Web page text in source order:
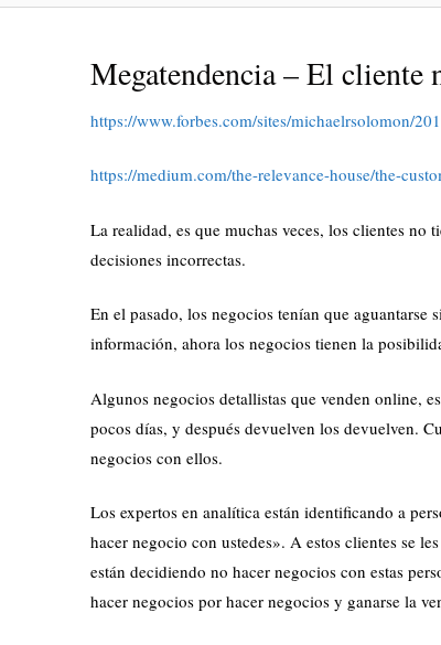
Megatendencia – El cliente
https://www.forbes.com/sites/michaelrsolomon/
https://medium.com/the-relevance-house/the-
La realidad, es que muchas veces, los clientes no
decisiones incorrectas.
En el pasado, los negocios tenían que
información, ahora los negocios tienen la
Algunos negocios detallistas que venden online,
pocos días, y después devuelven los devuelven.
negocios con ellos.
Los expertos en analítica están identificando a
hacer negocio con ustedes». A estos clientes se
están decidiendo no hacer negocios con estas
hacer negocios por hacer negocios y ganarse la